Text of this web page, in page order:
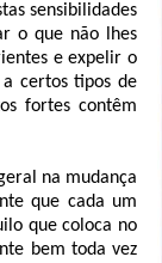
sensibilidades
o que não lhes
e expelir o
certos tipos de
fortes contêm
na mudança
que cada um
que coloca no
bem toda vez